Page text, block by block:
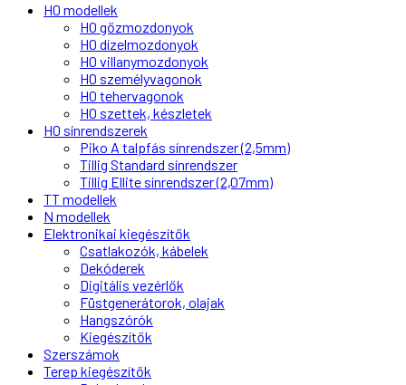
H0 modellek
H0 gőzmozdonyok
H0 dízelmozdonyok
H0 villanymozdonyok
H0 személyvagonok
H0 tehervagonok
H0 szettek, készletek
H0 sínrendszerek
Piko A talpfás sínrendszer (2,5mm)
Tillig Standard sínrendszer
Tillig Ellite sínrendszer (2,07mm)
TT modellek
N modellek
Elektronikai kiegészítők
Csatlakozók, kábelek
Dekóderek
Digitális vezérlők
Füstgenerátorok, olajak
Hangszórók
Kiegészítők
Szerszámok
Terep kiegészítők